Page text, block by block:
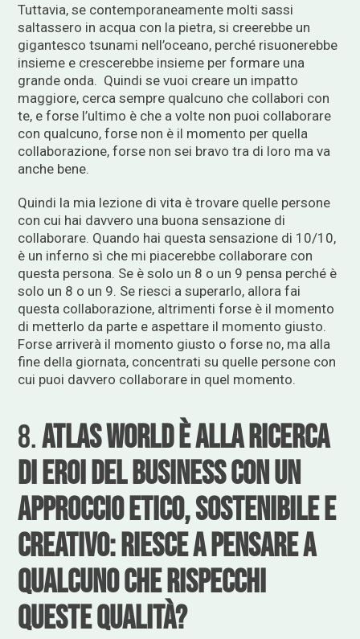
Tuttavia, se contemporaneamente molti sassi
saltassero in acqua con la pietra, si creerebbe un
gigantesco tsunami nell’oceano, perché risuonerebbe
insieme e crescerebbe insieme per formare una
grande onda. Quindi se vuoi creare un impatto
maggiore, cerca sempre qualcuno che collabori con
te, e forse l’ultimo è che a volte non puoi collaborare
con qualcuno, forse non è il momento per quella
collaborazione, forse non sei bravo tra di loro ma va
anche bene.
Quindi la mia lezione di vita è trovare quelle persone
con cui hai davvero una buona sensazione di
collaborare. Quando hai questa sensazione di 10/10,
è un inferno sì che mi piacerebbe collaborare con
questa persona. Se è solo un 8 o un 9 pensa perché è
solo un 8 o un 9. Se riesci a superarlo, allora fai
questa collaborazione, altrimenti forse è il momento
di metterlo da parte e aspettare il momento giusto.
Forse arriverà il momento giusto o forse no, ma alla
fine della giornata, concentrati su quelle persone con
cui puoi davvero collaborare in quel momento.
8.Atlas World è alla ricerca
di eroi del business con un
approccio etico, sostenibile e
creativo: riesce a pensare a
qualcuno che rispecchi
queste qualità?